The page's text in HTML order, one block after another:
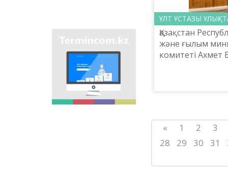
Site “termincom.kz”
contributes to
classification of
Kazakh vocabulary,
complement of
terminological
reserve, matching of
terms and names with
ҰЛТ ҰСТАЗЫ
Қазақстан
және ғылым
комитеті Ахмет
« 1 2 3
28
29 30 31